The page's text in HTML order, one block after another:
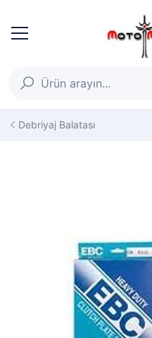
Debriyaj Balatası